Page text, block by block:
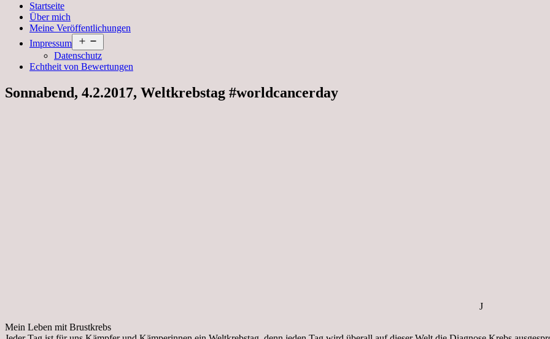
Startseite
Über mich
Meine Veröffentlichungen
Impressum
öffnen
Datenschutz
Echtheit von Bewertungen
Sonnabend, 4.2.2017, Weltkrebstag #worldcancerday
J
Mein Leben mit Brustkrebs